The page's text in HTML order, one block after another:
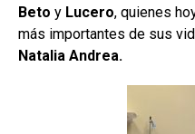
Beto y Lucero, quienes
más importantes de sus
Natalia Andrea.